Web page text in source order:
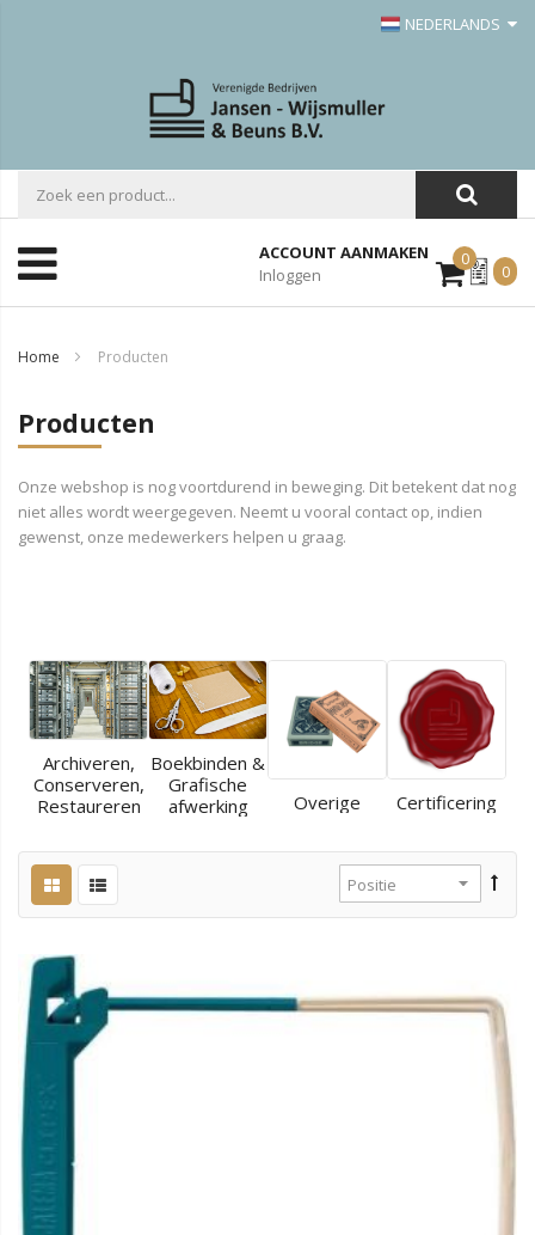
NEDERLANDS
ACCOUNT AANMAKEN
Inloggen
0Mijn
Offerte
0
Home Producten
Producten
Onze webshop is nog voortdurend in beweging. Dit betekent dat nog
niet alles wordt weergegeven. Neemt u vooral contact op, indien
gewenst, onze medewerkers helpen u graag.
Archiveren,
Conserveren,
Restaureren
Boekbinden &
Grafische
afwerking
Overige Certificering